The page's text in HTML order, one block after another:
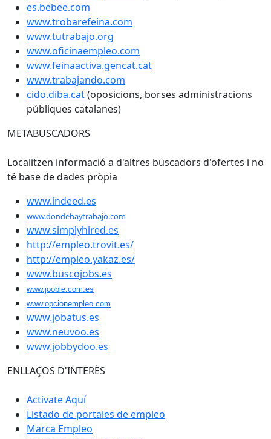
es.bebee.com
www.trobarefeina.com
www.tutrabajo.org
www.oficinaempleo.com
www.feinaactiva.gencat.cat
www.trabajando.com
cido.diba.cat(oposicions, borses administracions
públiques catalanes)
METABUSCADORS
Localitzen informació a d'altres buscadors d'ofertes i no
té base de dades pròpia
www.indeed.es
www.dondehaytrabajo.com
www.simplyhired.es
http://empleo.trovit.es/
http://empleo.yakaz.es/
www.buscojobs.es
www.jooble.com.es
www.opcionempleo.com
www.jobatus.es
www.neuvoo.es
www.jobbydoo.es
ENLLAÇOS D'INTERÈS
Activate Aquí
Listado de portales de empleo
Marca Empleo